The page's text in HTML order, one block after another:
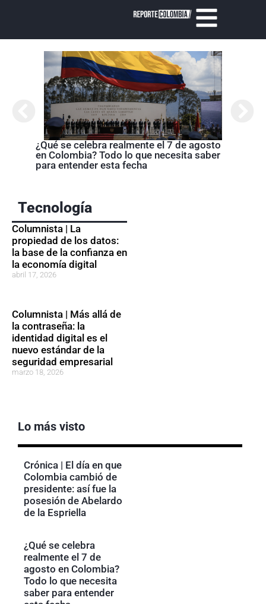
¿Qué se celebra realmente el 7 de agosto
en Colombia? Todo lo que necesita saber
para entender esta fecha
Tecnología
Columnista | La
propiedad de los datos:
la base de la confianza en
la economía digital
abril 17, 2026
Columnista | Más allá de
la contraseña: la
identidad digital es el
nuevo estándar de la
seguridad empresarial
marzo 18, 2026
Lo más visto
Crónica | El día en que
Colombia cambió de
presidente: así fue la
posesión de Abelardo
de la Espriella
¿Qué se celebra
realmente el 7 de
agosto en Colombia?
Todo lo que necesita
saber para entender